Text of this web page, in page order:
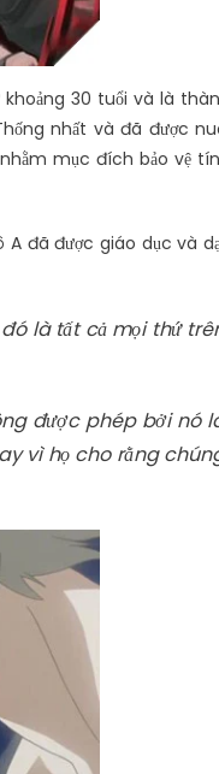
khoảng 30 tuổi và là
nhất và đã được
mục đích bảo vệ
đã được giáo dục và
là tất cả mọi thứ
được phép bởi nó
vì họ cho rằng